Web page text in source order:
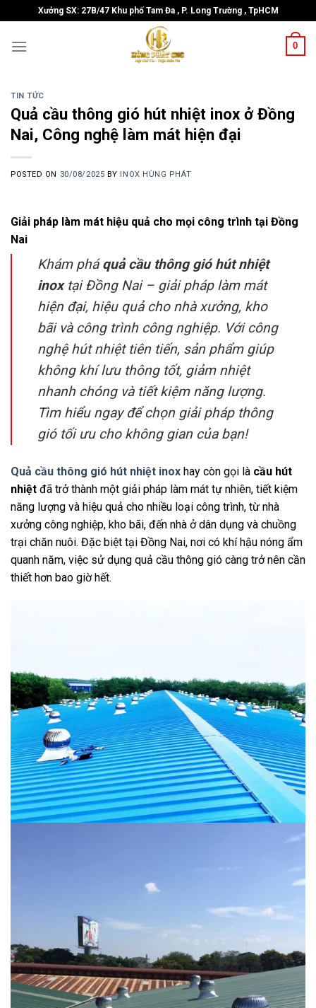
to
content
Xưởng SX: 27B/47 Khu phố Tam Đa , P. Long Trường , TpHCM
0
TIN TỨC
Quả cầu thông gió hút nhiệt inox ở Đồng
Nai, Công nghệ làm mát hiện đại
POSTED ON 30/08/2025 BY INOX HÙNG PHÁT
Giải pháp làm mát hiệu quả cho mọi công trình tại Đồng
Nai
Khám pháquả cầu thông gió hút nhiệt
inoxtại Đồng Nai – giải pháp làm mát
hiện đại, hiệu quả cho nhà xưởng, kho
bãi và công trình công nghiệp. Với công
nghệ hút nhiệt tiên tiến, sản phẩm giúp
không khí lưu thông tốt, giảm nhiệt
nhanh chóng và tiết kiệm năng lượng.
Tìm hiểu ngay để chọn giải pháp thông
gió tối ưu cho không gian của bạn!
Quả cầu thông gió hút nhiệt inox hay còn gọi là cầu hút
nhiệt đã trở thành một giải pháp làm mát tự nhiên, tiết kiệm
năng lượng và hiệu quả cho nhiều loại công trình, từ nhà
xưởng công nghiệp, kho bãi, đến nhà ở dân dụng và chuồng
trại chăn nuôi. Đặc biệt tại Đồng Nai, nơi có khí hậu nóng ẩm
quanh năm, việc sử dụng quả cầu thông gió càng trở nên cần
thiết hơn bao giờ hết.